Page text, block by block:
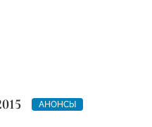
АНОНСЫ